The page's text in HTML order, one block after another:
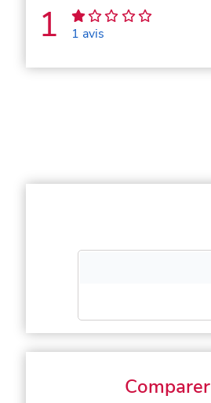
1 1 avis